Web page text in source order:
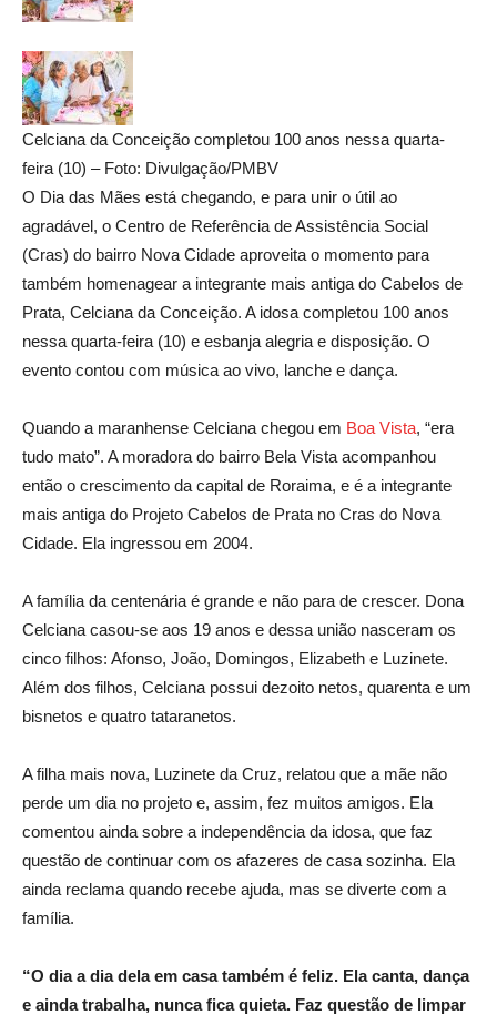
Celciana da Conceição completou 100 anos nessa quarta-
feira (10) – Foto: Divulgação/PMBV
O Dia das Mães está chegando, e para unir o útil ao
agradável, o Centro de Referência de Assistência Social
(Cras) do bairro Nova Cidade aproveita o momento para
também homenagear a integrante mais antiga do Cabelos de
Prata, Celciana da Conceição. A idosa completou 100 anos
nessa quarta-feira (10) e esbanja alegria e disposição. O
evento contou com música ao vivo, lanche e dança.
Quando a maranhense Celciana chegou em Boa Vista, “era
tudo mato”. A moradora do bairro Bela Vista acompanhou
então o crescimento da capital de Roraima, e é a integrante
mais antiga do Projeto Cabelos de Prata no Cras do Nova
Cidade. Ela ingressou em 2004.
A família da centenária é grande e não para de crescer. Dona
Celciana casou-se aos 19 anos e dessa união nasceram os
cinco filhos: Afonso, João, Domingos, Elizabeth e Luzinete.
Além dos filhos, Celciana possui dezoito netos, quarenta e um
bisnetos e quatro tataranetos.
A filha mais nova, Luzinete da Cruz, relatou que a mãe não
perde um dia no projeto e, assim, fez muitos amigos. Ela
comentou ainda sobre a independência da idosa, que faz
questão de continuar com os afazeres de casa sozinha. Ela
ainda reclama quando recebe ajuda, mas se diverte com a
família.
“O dia a dia dela em casa também é feliz. Ela canta, dança
e ainda trabalha, nunca fica quieta. Faz questão de limpar